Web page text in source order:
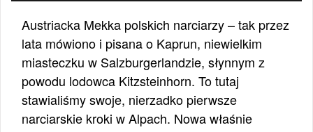
Austriacka Mekka polskich narciarzy – tak przez
lata mówiono i pisana o Kaprun, niewielkim
miasteczku w Salzburgerlandzie, słynnym z
powodu lodowca Kitzsteinhorn. To tutaj
stawialiśmy swoje, nierzadko pierwsze
narciarskie kroki w Alpach. Nowa właśnie